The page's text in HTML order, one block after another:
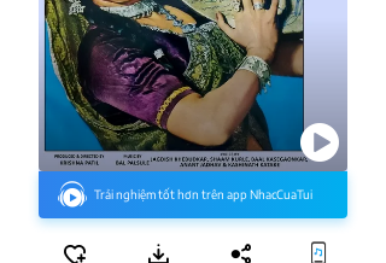
Trải nghiệm tốt hơn trên app NhacCuaTui